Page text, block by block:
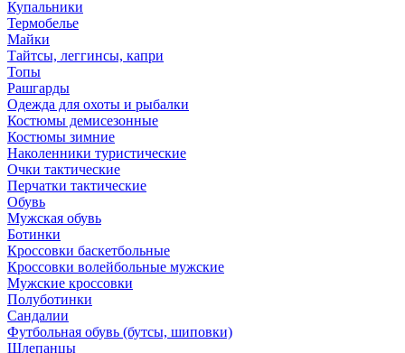
Купальники
Термобелье
Майки
Тайтсы, леггинсы, капри
Топы
Рашгарды
Одежда для охоты и рыбалки
Костюмы демисезонные
Костюмы зимние
Наколенники туристические
Очки тактические
Перчатки тактические
Обувь
Мужская обувь
Ботинки
Кроссовки баскетбольные
Кроссовки волейбольные мужские
Мужские кроссовки
Полуботинки
Сандалии
Футбольная обувь (бутсы, шиповки)
Шлепанцы